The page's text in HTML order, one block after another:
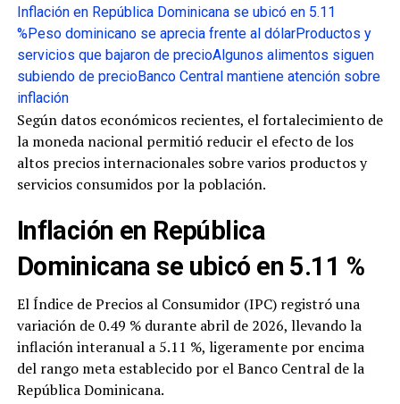
Inflación en República Dominicana se ubicó en 5.11
%Peso dominicano se aprecia frente al dólarProductos y
servicios que bajaron de precioAlgunos alimentos siguen
subiendo de precioBanco Central mantiene atención sobre
inflación
Según datos económicos recientes, el fortalecimiento de
la moneda nacional permitió reducir el efecto de los
altos precios internacionales sobre varios productos y
servicios consumidos por la población.
Inflación en República
Dominicana se ubicó en 5.11 %
El Índice de Precios al Consumidor (IPC) registró una
variación de 0.49 % durante abril de 2026, llevando la
inflación interanual a 5.11 %, ligeramente por encima
del rango meta establecido por el Banco Central de la
República Dominicana.